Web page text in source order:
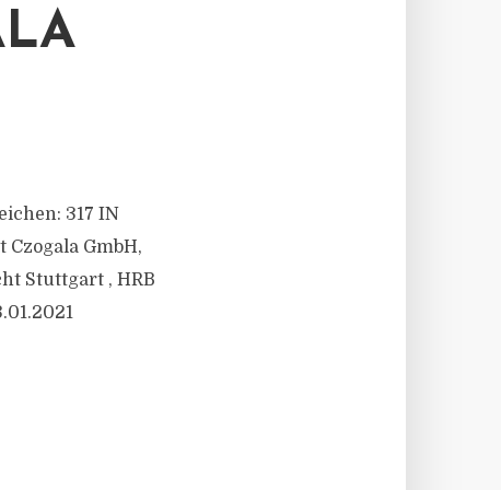
317 IN
GmbH,
Stuttgart , HRB